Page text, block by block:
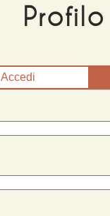
Accedi